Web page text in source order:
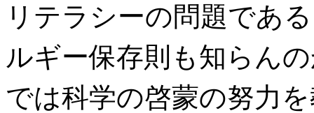
リテラシーの問題であ
ルギー保存則も知らん
では科学の啓蒙の努力